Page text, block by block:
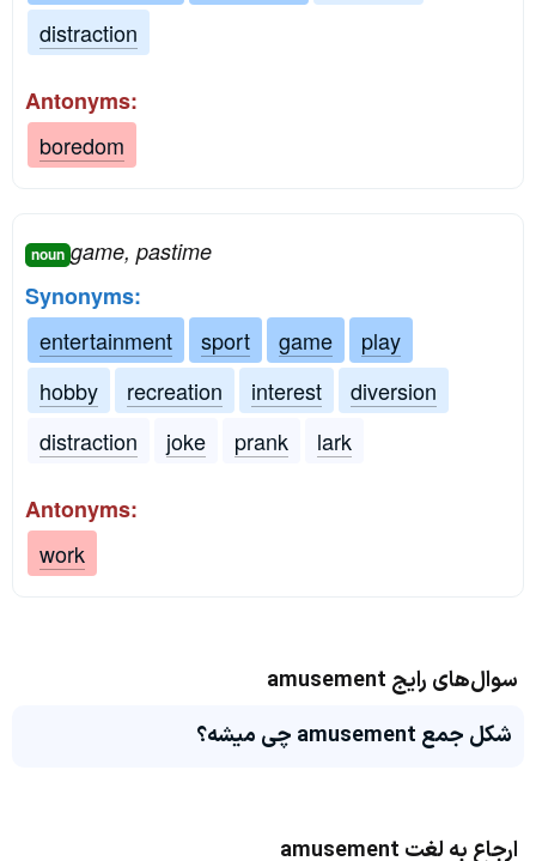
distraction
Antonyms:
boredom
noun game, pastime
Synonyms:
entertainment
sport game
play
hobby
recreation interest
diversion
distraction
joke prank lark
Antonyms:
work
سوال‌های رایج amusement
شکل جمع amusement چی میشه؟
ارجاع به لغت amusement